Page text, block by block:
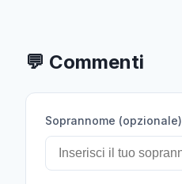
💬 Commenti
Soprannome (opzionale)